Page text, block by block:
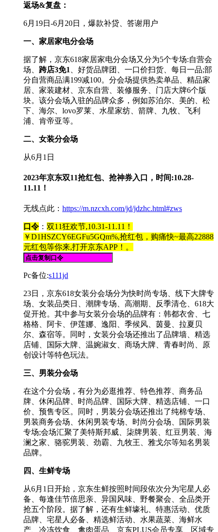
返场&复盘：
6月19日-6月20日，爆款补贷、答谢用户
一、家居家电分会场
据了解，京东618家居家电分会场又分为5个专场:自营会
场、 跨店3免1
、好货品牌团、一口价扫货、每日一品;部
分自营商品满199减100。分会场提供热卖单品、精品家
居、家装建材、京东自营、装修服务、门店大牌6个版
块。该分会场入驻的品牌众多，例如苏泊尔、美的、松
下、海尔、lovo罗莱、水星家纺、箭牌、九牧、飞利
浦、肯帝亚等。
二、女装分会场
从6月1日
2023年京东双11抢红包、抢神券入口，时间:10.28-
11.11！
无线点此： https://m.nzcxh.com/jd/jdzhc.html#zws
口令 ： 双11狂欢节,10.31-11.11！
￥D1HSZCY6EGFu5GQm%,抢红包，购痛快~最高22888
元红包等你来,打开京东APP！。
Pc备位:s111jd
23日，京东618女装分会场分为快时尚专场、线下大牌专
场、女装品类日、潮牌专场、高潮期、反季清仓、618大
促开抢。其中参与女装分会场的品牌有：韩都衣舍、七
格格、阿卡、伊莲娜、逸阳、季候风、茵曼、拉夏贝
尔、森宿等。同时，女装分会场还推出了品牌墙、精选
店铺、国际大牌、温婉淑女、商场大牌、青春时尚、原
创设计等特色玩法。
三、男装分会场
在这个分会场，有分为必逛推荐、特色推荐、商务品
牌、休闲品牌、时尚品牌、国际大牌、精选店铺、一口
价、预售专区。同时，男装分会场还推出了纯棉专场、
男装商务会场、休闲男装专场、时尚分会场、国际男装
专场;会场汇聚了美特斯邦威、柒牌男装、红豆男装、海
澜之家、骆驼男装、劲霸、九牧王、雅戈尔等知名男装
品牌。
四、生鲜专场
从6月1日开始，京东生鲜按照时间段依次分为宅星人必
备、每逢佳节倍思亲、异国风味、野餐聚会、全品类开
抢五个阶段。据了解，还有生鲜壕礼、特惠活动、优质
品牌、宅星人必备、精选鲜活动、水果蔬菜、海鲜水
产、冷冻饮食、禽肉蛋品、京东PLUS会员专享、区域专